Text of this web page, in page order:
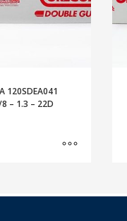
120SDEA041
8 – 1.3 – 22D